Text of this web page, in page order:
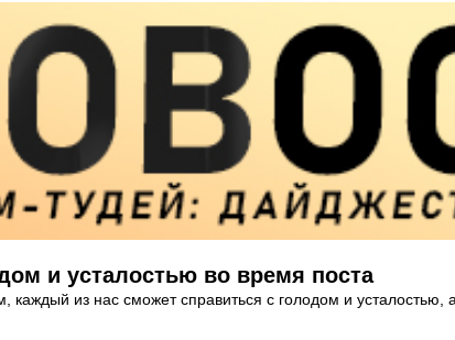
и усталостью во время поста
каждый из нас сможет справиться с голодом и